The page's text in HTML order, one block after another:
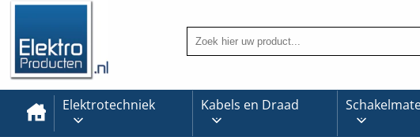
Elektrotechniek Kabels en Draad